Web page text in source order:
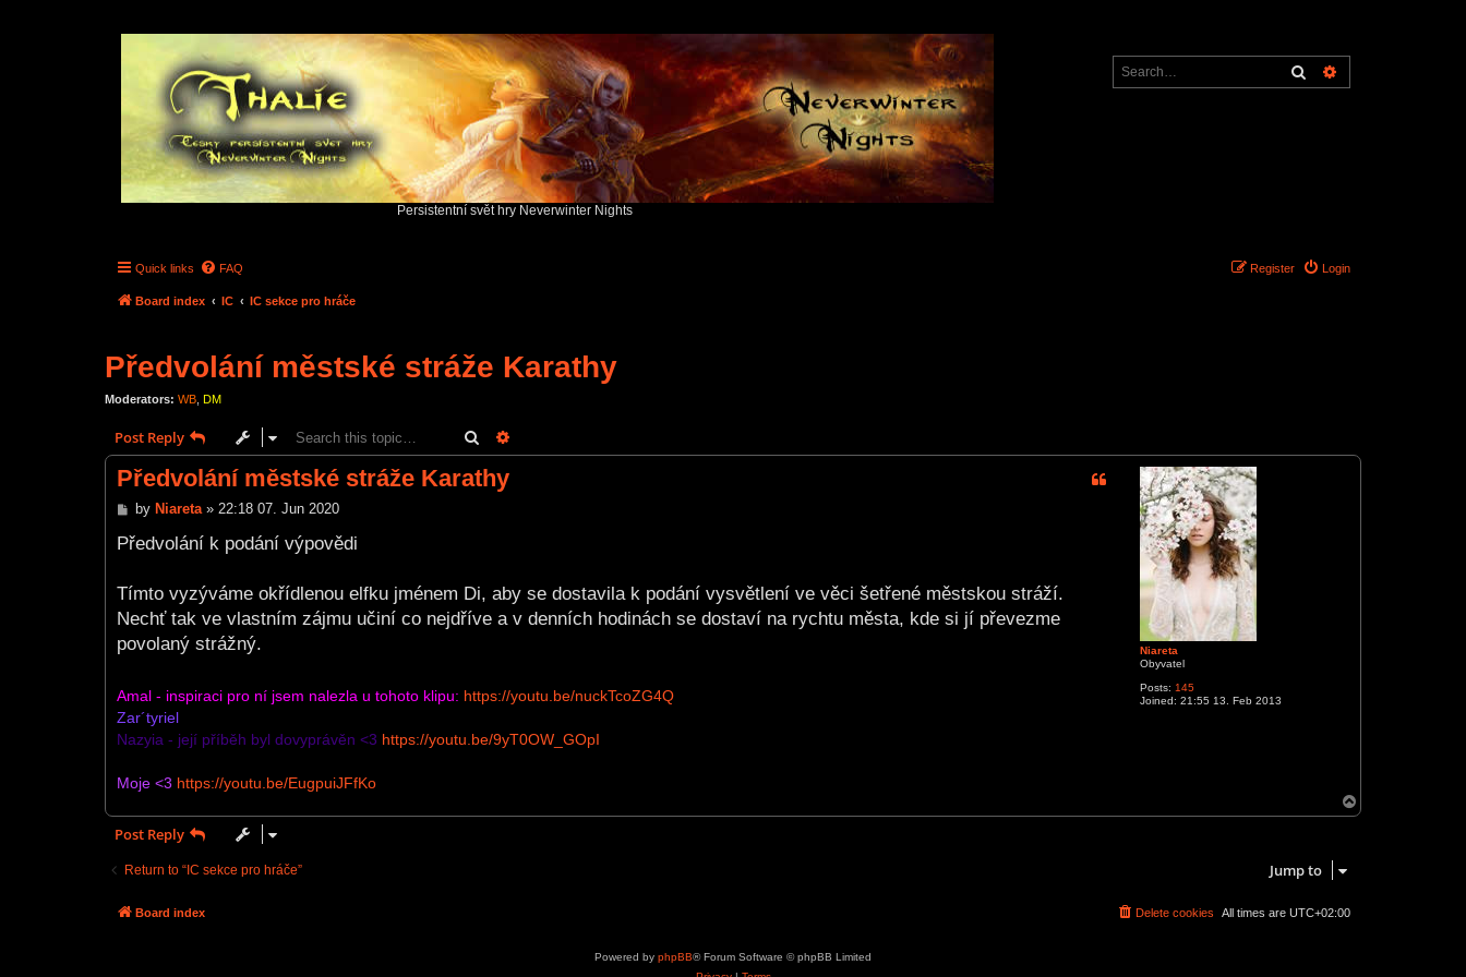
Persistentní svět hry Neverwinter Nights
Search
Quick links FAQ Login
Register
Board index IC IC sekce pro hráče
Předvolání městské stráže Karathy
Moderators: WB DM
Post Reply Search
Niareta
Obyvatel
Posts: 145
Joined: 21:55 13. Feb 2013
Předvolání městské stráže Karathy
P
s
by Niareta» 22:18 07. Jun 2020
Předvolání k podání výpovědi
Tímto vyzýváme okřídlenou elfku jménem Di, aby se dostavila k podání vysvětlení ve věci šetřené městskou stráží.
Nechť tak ve vlastním zájmu učiní co nejdříve a v denních hodinách se dostaví na rychtu města, kde si jí převezme
povolaný strážný.
Amal - inspiraci pro ní jsem nalezla u tohoto klipu: https://youtu.be/nuckTcoZG4Q
Zar´tyriel
Nazyia - její příběh byl dovyprávěn <3 https://youtu.be/9yT0OW_GOpI
Moje <3 https://youtu.be/EugpuiJFfKo
o
Post Reply
Return to “IC sekce pro hráče” Jump to
Board index All times are UTC+02:00
Delete cookies
Powered by phpBB® Forum Software © phpBB Limited